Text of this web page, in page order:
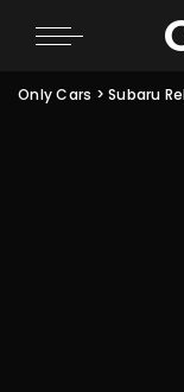
Only Cars >Subaru